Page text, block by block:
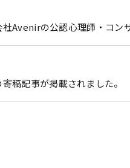
社Avenirの公認心理師・コン
稿記事が掲載されました。